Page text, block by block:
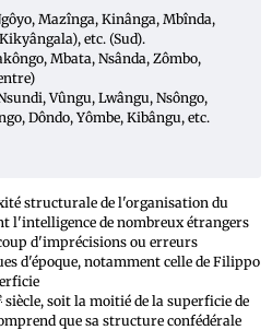
Mazînga, Kinânga, Mbînda,
etc. (Sud).
Mbata, Nsânda, Zômbo,
Vûngu, Lwângu, Nsôngo,
Dôndo, Yômbe, Kibângu, etc.
structurale de l'organisation du
l'intelligence de nombreux étrangers
d'imprécisions ou erreurs
d'époque, notamment celle de Filippo
siècle, soit la moitié de la superficie de
que sa structure confédérale